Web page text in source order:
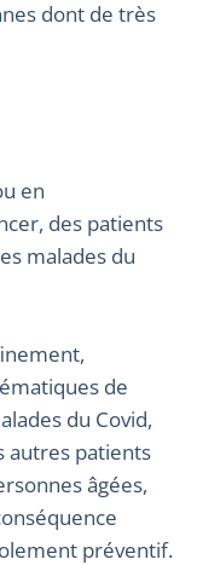
dont de très
des patients
malades du
de
du Covid,
autres patients
âgées,
préventif.